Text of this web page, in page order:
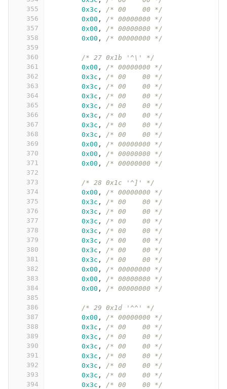
355
356
357
358
359
360
361
362
363
364
365
366
367
368
369
370
371
372
373
374
375
376
377
378
379
380
381
382
383
384
385
386
387
388
389
390
391
392
393
394
0x3c ,
/* 00    00 */
0x00 ,
/* 00000000 */
0x00 ,
/* 00000000 */
0x00 , /* 00000000 */
/* 27 0x1b '^\' */
0x00 ,
/* 00000000 */
0x3c ,
/* 00    00 */
0x3c ,
/* 00    00 */
0x3c ,
/* 00    00 */
0x3c ,
/* 00    00 */
0x3c ,
/* 00    00 */
0x3c ,
/* 00    00 */
0x3c ,
/* 00    00 */
0x00 ,
/* 00000000 */
0x00 ,
/* 00000000 */
0x00 , /* 00000000 */
/* 28 0x1c '^]' */
0x00 ,
/* 00000000 */
0x3c ,
/* 00    00 */
0x3c ,
/* 00    00 */
0x3c ,
/* 00    00 */
0x3c ,
/* 00    00 */
0x3c ,
/* 00    00 */
0x3c ,
/* 00    00 */
0x3c ,
/* 00    00 */
0x00 ,
/* 00000000 */
0x00 ,
/* 00000000 */
0x00 , /* 00000000 */
/* 29 0x1d '^^' */
0x00 ,
/* 00000000 */
0x3c ,
/* 00    00 */
0x3c ,
/* 00    00 */
0x3c ,
/* 00    00 */
0x3c ,
/* 00    00 */
0x3c ,
/* 00    00 */
0x3c ,
/* 00    00 */
0x3c ,
/* 00    00 */